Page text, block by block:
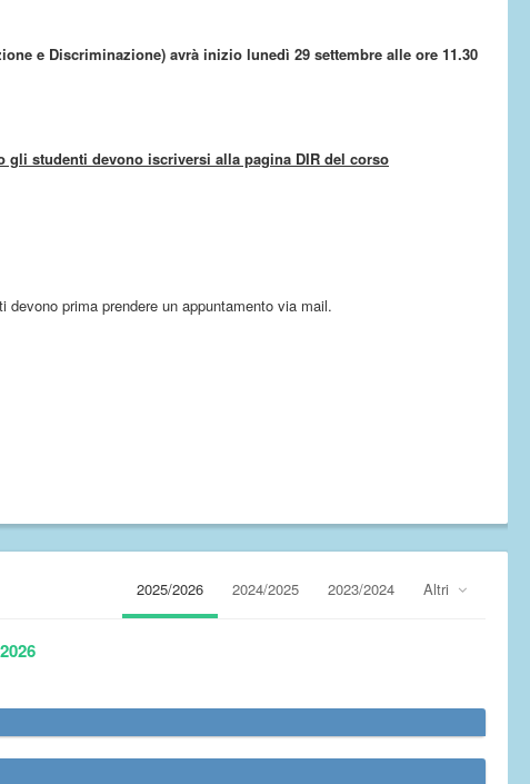
e Discriminazione) avrà inizio lunedì 29 settembre alle ore 11.30
gli studenti devono iscriversi alla pagina DIR del corso
prima prendere un appuntamento via mail.
2025/2026 2024/2025 2023/2024 Altri